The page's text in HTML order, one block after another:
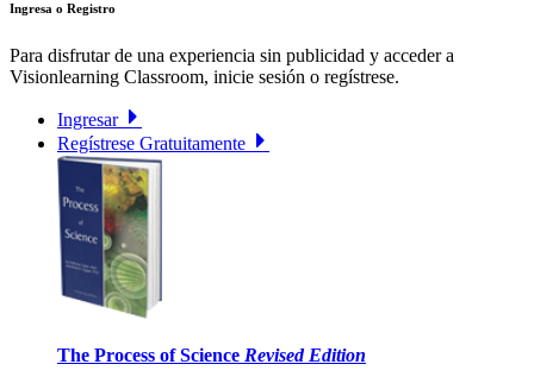
Ingresa o Registro
Para disfrutar de una experiencia sin publicidad y acceder a
Visionlearning Classroom, inicie sesión o regístrese.
Ingresar
Regístrese Gratuitamente
The Process of Science Revised Edition